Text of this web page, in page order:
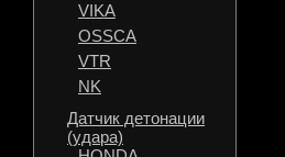
VIKA
OSSCA
VTR
NK
Датчик детонации
(удара)